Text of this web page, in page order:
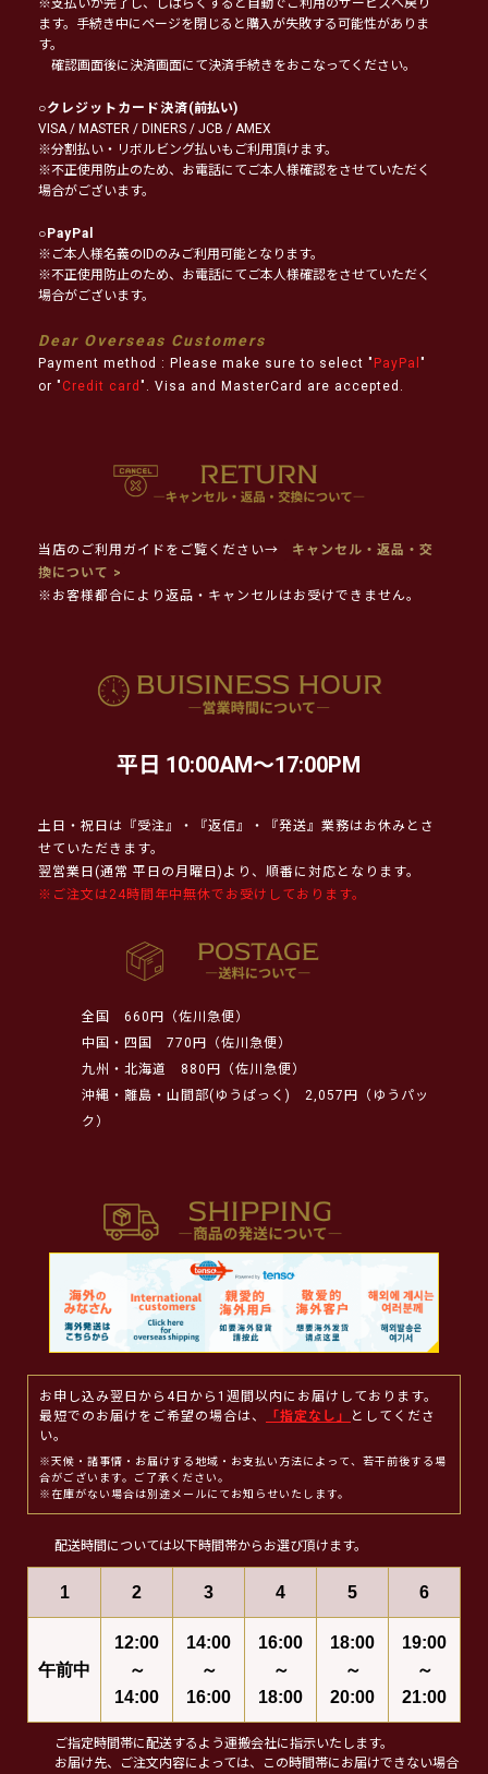
ます。手続き中にページを閉じると購入が失敗する可能性がありま
す。
確認画面後に決済画面にて決済手続きをおこなってください。
○クレジットカード決済(前払い)
VISA / MASTER / DINERS / JCB / AMEX
※分割払い・リボルビング払いもご利用頂けます。
※不正使用防止のため、お電話にてご本人様確認をさせていただく
場合がございます。
○PayPal
※ご本人様名義のIDのみご利用可能となります。
※不正使用防止のため、お電話にてご本人様確認をさせていただく
場合がございます。
Dear Overseas Customers
Payment method : Please make sure to select " PayPal "
or " Credit card ". Visa and MasterCard are accepted.
当店のご利用ガイドをご覧ください→
キャンセル・返品・交
換について >
※お客様都合により返品・キャンセルはお受けできません。
平日 10:00AM～17:00PM
土日・祝日は『受注』・『返信』・『発送』業務はお休みとさ
せていただきます。
翌営業日(通常 平日の月曜日)より、順番に対応となります。
※ご注文は24時間年中無休でお受けしております。
全国
660円（佐川急便）
中国・四国
770円（佐川急便）
九州・北海道
880円（佐川急便）
沖縄・離島・山間部(ゆうぱっく)
2,057円（ゆうパッ
ク）
お申し込み翌日から4日から1週間以内にお届けしております。
最短でのお届けをご希望の場合は、
「指定なし」
としてくださ
い。
※天候・諸事情・お届けする地域・お支払い方法によって、若干前後する場
合がございます。ご了承ください。
※在庫がない場合は別途メールにてお知らせいたします。
配送時間については以下時間帯からお選び頂けます。
1 2 3 4 5 6
午前中
12:00
～
14:00
14:00
～
16:00
16:00
～
18:00
18:00
～
20:00
19:00
～
21:00
ご指定時間帯に配送するよう運搬会社に指示いたします。
お届け先、ご注文内容によっては、この時間帯にお届けできない場合